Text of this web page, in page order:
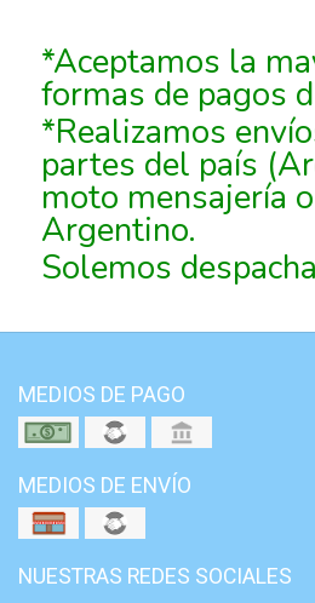
*Aceptamos la
formas de pagos
*Realizamos
partes del país
moto mensajería
Argentino.
Solemos
MEDIOS DE PAGO
MEDIOS DE ENVÍO
NUESTRAS REDES SOCIALES